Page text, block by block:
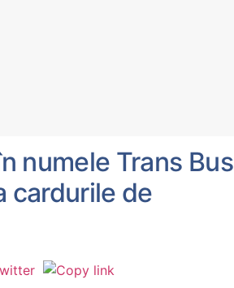
numele Trans Bus
cardurile de